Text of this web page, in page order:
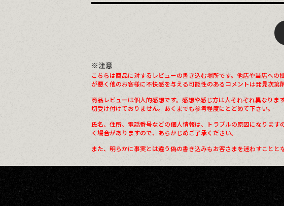
※注意
こちらは商品に対するレビューの書き込む場所です。他店や当店へ
が悪く他のお客様に不快感を与える可能性のあるコメントは発見次第
商品レビューは個人的感想です。感想や感じ方は人それぞれ異なり
切受け付けておりません。あくまでも参考程度にとどめて下さい。
氏名、住所、電話番号などの個人情報は、トラブルの原因になりま
く場合がありますので、あらかじめご了承ください。
また、明らかに事実とは違う偽の書き込みもお客さまを迷わすこと